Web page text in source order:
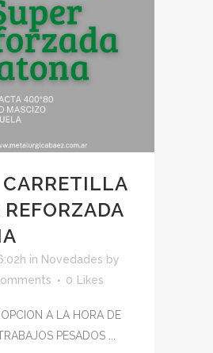
CARRETILLA
REFORZADA
in Novedades by
0 Likes
A LA HORA DE
PESADOS ...